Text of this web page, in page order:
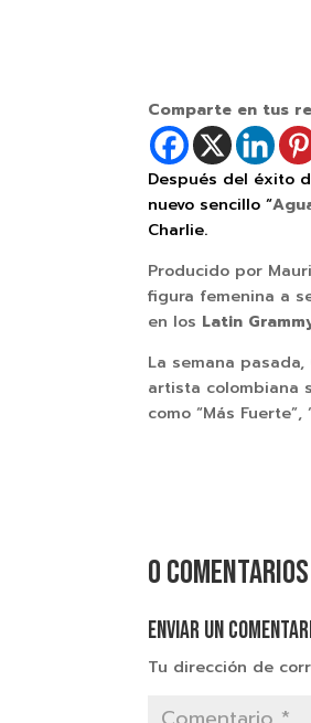
Comparte en tus
Después del éxito
nuevo sencillo “
Charlie.
Producido por
figura femenina a
en los Latin
La semana
artista colombiana
como “Más
0 comentarios
Enviar un
Tu dirección de